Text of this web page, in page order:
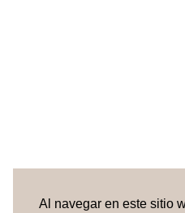
Al navegar en este sitio